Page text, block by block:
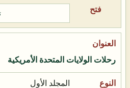
رحلات الولايات المتحدة الأمريكية
المجلد الأول